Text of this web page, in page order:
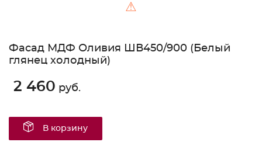
⚠
Фасад МДФ Оливия ШВ450/900 (Белый
глянец холодный)
2 460 руб.
В корзину